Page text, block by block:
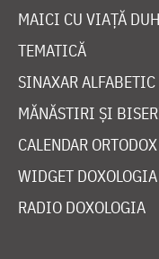
MAICI CU VIAȚĂ
TEMATICĂ
SINAXAR ALFABETIC
MĂNĂSTIRI ȘI
CALENDAR ORTODOX
WIDGET DOXOLOGIA
RADIO DOXOLOGIA